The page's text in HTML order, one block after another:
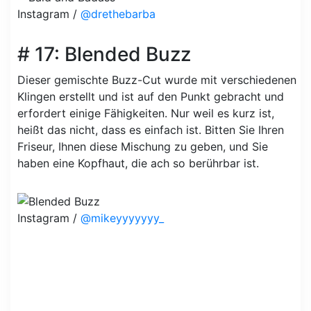
Instagram / @drethebarba
# 17: Blended Buzz
Dieser gemischte Buzz-Cut wurde mit verschiedenen
Klingen erstellt und ist auf den Punkt gebracht und
erfordert einige Fähigkeiten. Nur weil es kurz ist,
heißt das nicht, dass es einfach ist. Bitten Sie Ihren
Friseur, Ihnen diese Mischung zu geben, und Sie
haben eine Kopfhaut, die ach so berührbar ist.
Instagram / @mikeyyyyyyy_